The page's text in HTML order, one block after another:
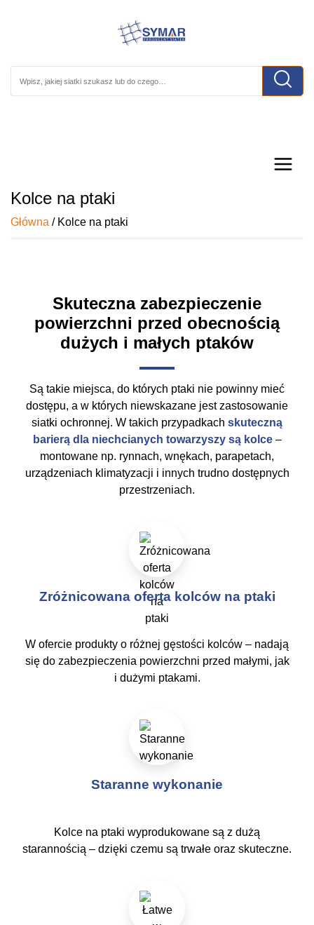
Wpisz, jakiej siatki szukasz
Kolce na ptaki
Główna / Kolce na ptaki
Skuteczna zabezpieczenie
powierzchni przed obecnością
dużych i małych ptaków
Są takie miejsca, do których ptaki nie powinny mieć
dostępu, a w których niewskazane jest zastosowanie
siatki ochronnej. W takich przypadkach skuteczną
barierą dla niechcianych towarzyszy są kolce–
montowane np. rynnach, wnękach, parapetach,
urządzeniach klimatyzacji i innych trudno dostępnych
przestrzeniach.
Zróżnicowana oferta kolców na ptaki
W ofercie produkty o różnej gęstości kolców – nadają
się do zabezpieczenia powierzchni przed małymi, jak
i dużymi ptakami.
Staranne wykonanie
Kolce na ptaki wyprodukowane są z dużą
starannością – dzięki czemu są trwałe oraz skuteczne.